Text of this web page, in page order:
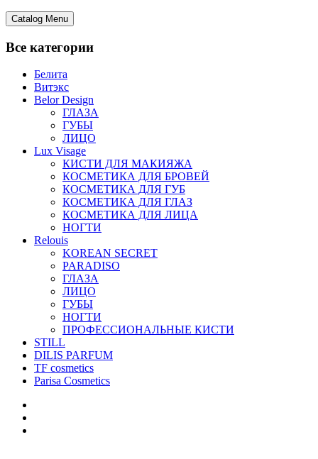
Catalog Menu
Все категории
Белита
Витэкс
Belor Design
ГЛАЗА
ГУБЫ
ЛИЦО
Lux Visage
КИСТИ ДЛЯ МАКИЯЖА
КОСМЕТИКА ДЛЯ БРОВЕЙ
КОСМЕТИКА ДЛЯ ГУБ
КОСМЕТИКА ДЛЯ ГЛАЗ
КОСМЕТИКА ДЛЯ ЛИЦА
НОГТИ
Relouis
KOREAN SECRET
PARADISO
ГЛАЗА
ЛИЦО
ГУБЫ
НОГТИ
ПРОФЕССИОНАЛЬНЫЕ КИСТИ
STILL
DILIS PARFUM
TF cosmetics
Parisa Cosmetics